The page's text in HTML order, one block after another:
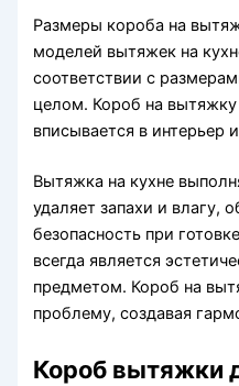
Размеры короба на
моделей вытяжек на
соответствии с
целом. Короб на вытяжку
вписывается в интерьер
Вытяжка на кухне
удаляет запахи и влагу,
безопасность при
всегда является
предметом. Короб на
проблему, создавая
Короб вытяжки